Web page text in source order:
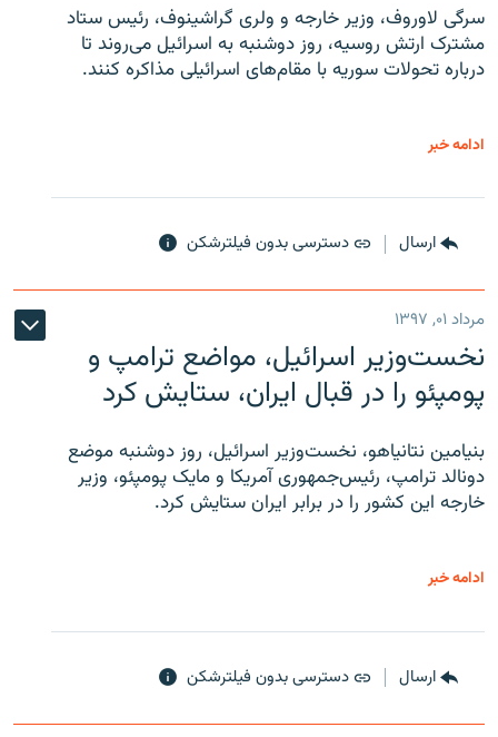
سرگی لاوروف، وزیر خارجه و ولری گراشینوف، رئیس ستاد
مشترک ارتش روسیه، روز دوشنبه به اسرائیل می‌روند تا
درباره تحولات سوریه با مقام‌های اسرائیلی مذاکره کنند.
ادامه خبر
ارسال دسترسی بدون فیلترشکن
مرداد ۰۱, ۱۳۹۷
نخست‌وزیر اسرائیل، مواضع ترامپ و
پومپئو را در قبال ایران، ستایش کرد
بنیامین نتانیاهو، نخست‌وزیر اسرائیل، روز دوشنبه موضع
دونالد ترامپ، رئیس‌جمهوری آمریکا و مایک پومپئو، وزیر
خارجه این کشور را در برابر ایران ستایش کرد.
ادامه خبر
ارسال دسترسی بدون فیلترشکن